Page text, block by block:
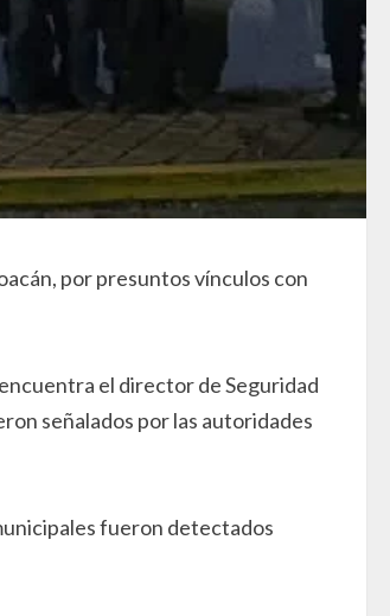
por presuntos vínculos con
el director de Seguridad
señalados por las autoridades
fueron detectados